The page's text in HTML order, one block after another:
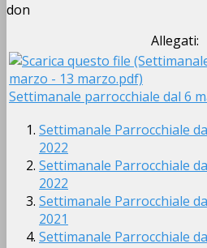
don
Allegati:
Settimanale parrocchiale dal 6
Settimanale Parrocchiale
2022
Settimanale Parrocchiale
2022
Settimanale Parrocchiale
2021
Settimanale Parrocchiale